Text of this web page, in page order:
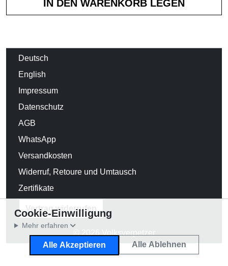
Deutsch
English
Impressum
Datenschutz
AGB
WhatsApp
Versandkosten
Widerruf, Retoure und Umtausch
Zertifikate
Vertrag widerrufen
© 2026 Volksverpetzer
Cookie-Einwilligung
Mehr erfahren
Alle Akzeptieren Alle Ablehnen